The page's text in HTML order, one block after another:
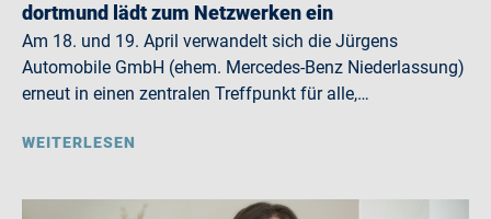
dortmund lädt zum Netzwerken ein
Am 18. und 19. April verwandelt sich die Jürgens
Automobile GmbH (ehem. Mercedes-Benz Niederlassung)
erneut in einen zentralen Treffpunkt für alle,…
WEITERLESEN